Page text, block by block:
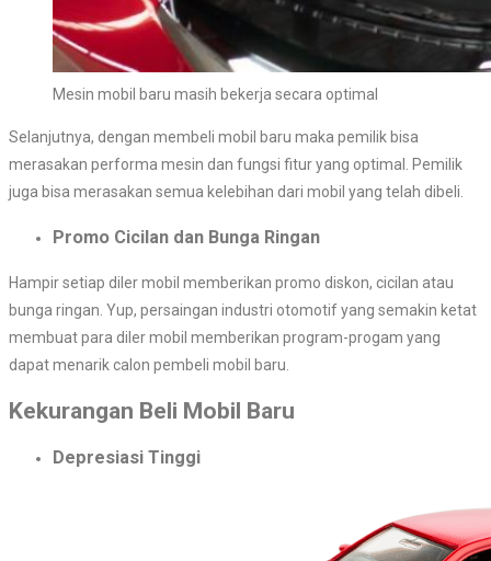
Mesin mobil baru masih bekerja secara optimal
Selanjutnya, dengan membeli mobil baru maka pemilik bisa
merasakan performa mesin dan fungsi fitur yang optimal. Pemilik
juga bisa merasakan semua kelebihan dari mobil yang telah dibeli.
Promo Cicilan dan Bunga Ringan
Hampir setiap diler mobil memberikan promo diskon, cicilan atau
bunga ringan. Yup, persaingan industri otomotif yang semakin ketat
membuat para diler mobil memberikan program-progam yang
dapat menarik calon pembeli mobil baru.
Kekurangan Beli Mobil Baru
Depresiasi Tinggi